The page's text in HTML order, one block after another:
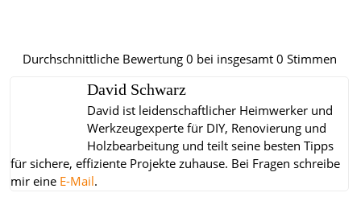
Durchschnittliche Bewertung0 bei insgesamt0 Stimmen
David Schwarz
David ist leidenschaftlicher Heimwerker und
Werkzeugexperte für DIY, Renovierung und
Holzbearbeitung und teilt seine besten Tipps
für sichere, effiziente Projekte zuhause. Bei Fragen schreibe
mir eine E-Mail.